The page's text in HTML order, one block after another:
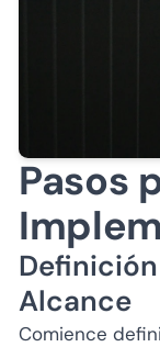
Pasos
Alcance
Comience